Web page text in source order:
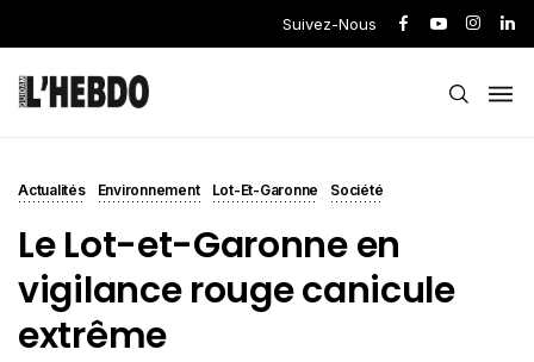
Suivez-Nous
Actualités Environnement Lot-Et-Garonne Société
Le Lot-et-Garonne en
vigilance rouge canicule
extrême